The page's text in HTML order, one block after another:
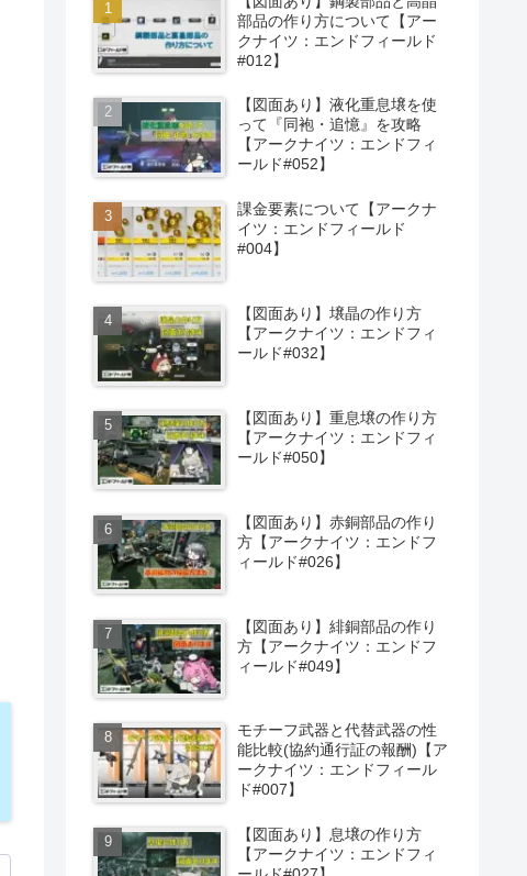
部品の作り方について【アー
クナイツ：エンドフィールド
#012】
【図面あり】液化重息壌を使
って『同袍・追憶』を攻略
【アークナイツ：エンドフィ
ールド#052】
課金要素について【アークナ
イツ：エンドフィールド
#004】
【図面あり】壌晶の作り方
【アークナイツ：エンドフィ
ールド#032】
【図面あり】重息壌の作り方
【アークナイツ：エンドフィ
ールド#050】
【図面あり】赤銅部品の作り
方【アークナイツ：エンドフ
ィールド#026】
【図面あり】緋銅部品の作り
方【アークナイツ：エンドフ
ィールド#049】
モチーフ武器と代替武器の性
能比較(協約通行証の報酬)【ア
ークナイツ：エンドフィール
ド#007】
【図面あり】息壌の作り方
【アークナイツ：エンドフィ